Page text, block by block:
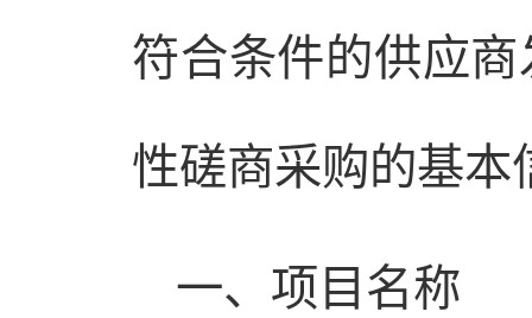
符合条件的供应
性磋商采购的基本
一、项目名称